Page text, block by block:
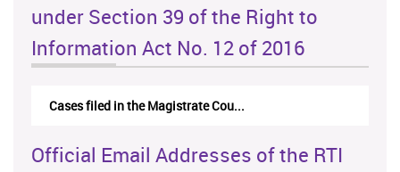
under Section 39 of the Right to
Information Act No. 12 of 2016
Cases filed in the Magistrate Cou...
Official Email Addresses of the RTI